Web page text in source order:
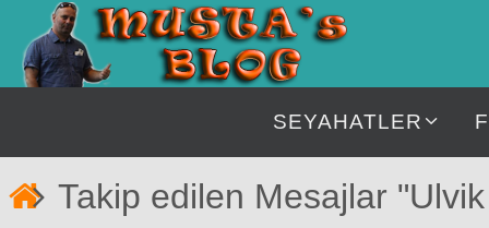
İçeriğe
geç
SEYAHATLER
Takip edilen Mesajlar